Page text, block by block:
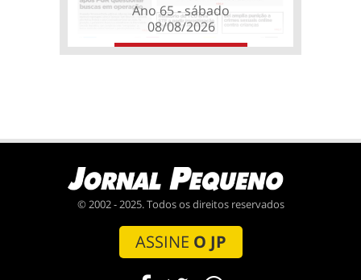
Ano 65 - sábado
08/08/2026
© 2002 - 2025. Todos os direitos reservados
ASSINE O JP